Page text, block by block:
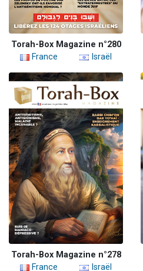
Torah-Box Magazine n°280
France
Israël
Torah-Box Magazine n°278
France
Israël